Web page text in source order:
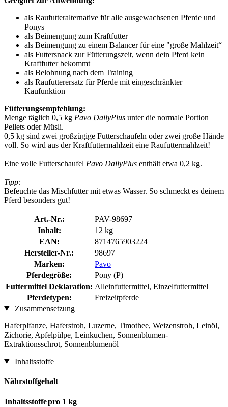
als Raufutteralternative für alle ausgewachsenen Pferde und
Ponys
als Beimengung zum Kraftfutter
als Beimengung zu einem Balancer für eine "große Mahlzeit“
als Futtersnack zur Fütterungszeit, wenn dein Pferd kein
Kraftfutter bekommt
als Belohnung nach dem Training
als Raufutterersatz für Pferde mit eingeschränkter
Kaufunktion
Fütterungsempfehlung:
Menge täglich 0,5 kg Pavo DailyPlus unter die normale Portion
Pellets oder Müsli.
0,5 kg sind zwei großzügige Futterschaufeln oder zwei große Hände
voll. So wird aus der Kraftfuttermahlzeit eine Raufuttermahlzeit!
Eine volle Futterschaufel Pavo DailyPlus enthält etwa 0,2 kg.
Tipp:
Befeuchte das Mischfutter mit etwas Wasser. So schmeckt es deinem
Pferd besonders gut!
Art.-Nr.:
PAV-98697
Inhalt:
12 kg
EAN:
8714765903224
Hersteller-Nr.:
98697
Marken:
Pavo
Pferdegröße:
Pony (P)
Futtermittel Deklaration: Alleinfuttermittel, Einzelfuttermittel
Pferdetypen:
Freizeitpferde
Zusammensetzung
Haferplfanze, Haferstroh, Luzerne, Timothee, Weizenstroh, Leinöl,
Zichorie, Apfelpülpe, Leinkuchen, Sonnenblumen-
Extraktionsschrot, Sonnenblumenöl
Inhaltsstoffe
Nährstoffgehalt
Inhaltsstoffepro 1 kg